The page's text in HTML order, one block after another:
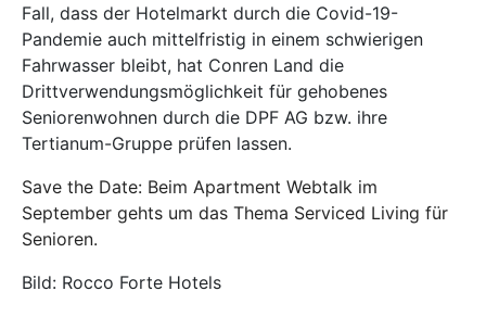
Fall, dass der Hotelmarkt durch die Covid-19-
Pandemie auch mittelfristig in einem schwierigen
Fahrwasser bleibt, hat Conren Land die
Drittverwendungsmöglichkeit für gehobenes
Seniorenwohnen durch die DPF AG bzw. ihre
Tertianum-Gruppe prüfen lassen.
Save the Date: Beim Apartment Webtalk im
September gehts um das Thema Serviced Living für
Senioren.
Bild: Rocco Forte Hotels